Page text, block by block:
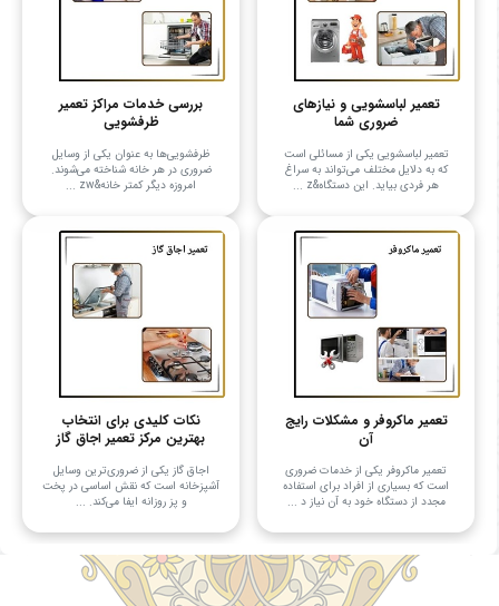
تعمیر لباسشویی و نیازهای
ضروری شما
تعمیر لباسشویی یکی از مسائلی است
که به دلایل مختلف می‌تواند به سراغ
هر فردی بیاید. این دستگاه&z ...
بررسی خدمات مراکز تعمیر
ظرفشویی
ظرفشویی‌ها به عنوان یکی از وسایل
ضروری در هر خانه شناخته می‌شوند.
امروزه دیگر کمتر خانه&zw ...
تعمیر ماکروفر و مشکلات رایج
آن
تعمیر ماکروفر یکی از خدمات ضروری
است که بسیاری از افراد برای استفاده
مجدد از دستگاه خود به آن نیاز د ...
نکات کلیدی برای انتخاب
بهترین مرکز تعمیر اجاق گاز
اجاق گاز یکی از ضروری‌ترین وسایل
آشپزخانه است که نقش اساسی در پخت
و پز روزانه ایفا می‌کند. ...